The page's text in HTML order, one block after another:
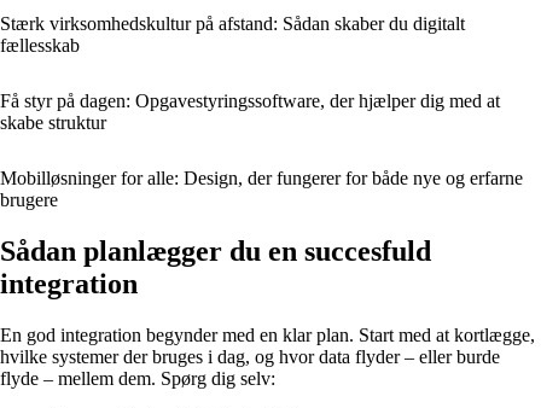
Stærk virksomhedskultur på afstand: Sådan skaber du digitalt
fællesskab
Få styr på dagen: Opgavestyringssoftware, der hjælper dig med at
skabe struktur
Mobil­løsninger for alle: Design, der fungerer for både nye og erfarne
brugere
Sådan planlægger du en succesfuld
integration
En god integration begynder med en klar plan. Start med at kortlægge,
hvilke systemer der bruges i dag, og hvor data flyder – eller burde
flyde – mellem dem. Spørg dig selv: